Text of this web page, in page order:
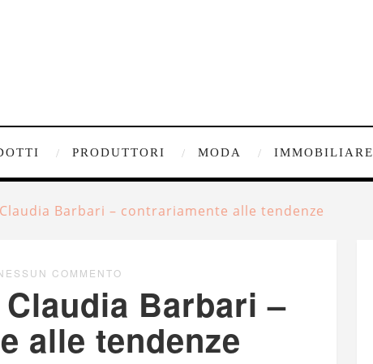
PRODUTTORI MODA IMMOBILIARE
Barbari – contrariamente alle tendenze
COMMENTO
Barbari –
alle tendenze